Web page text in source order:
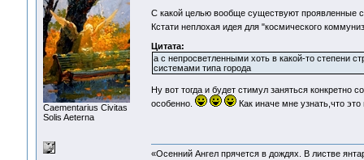
Сaementarius Civitas
Solis Aeterna
С какой целью вообще существуют проявленные
Кстати неплохая идея для "космического
Цитата:
а с непросветленными хоть в какой-то степени
системами типа города
Ну вот тогда и будет стимул заняться конкретно
особенно.
Как иначе мне узнать,что это
«Осенний Ангел прячется в дождях. В листве